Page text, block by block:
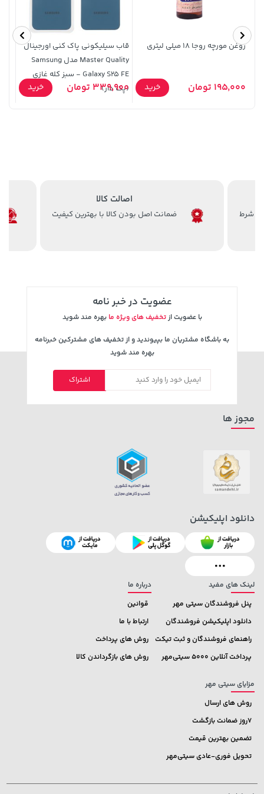
219,900
خرید 1,109,000 تومان خرید
خرید 339,900 تومان
3,079,000 تومان
4,079,000
خرید 339,900 تومان
روغن مورچه روجا 18 میلی لیتری
195,000 تومان خرید
قاب سیلیکونی پاک کنی اورجینال
Master Quality مدل Samsung
Galaxy S25 FE - سبز کله غازی
(پک دار)
339,900 تومان خرید
اصالت کالا
ضمانت اصل بودن کالا با بهترین کیفیت
عضویت در خبر نامه
با عضویت ازتخفیف های ویژه ما بهره مند شوید
به باشگاه مشتریان ما بپیوندید و از تخفیف های مشترکین خبرنامه
بهره مند شوید
اشتراک
لینک های مفید
پنل فروشندگان سیتی مهر
دانلود اپلیکیشن فروشندگان
راهنمای فروشندگان و ثبت تیکت
پرداخت آنلاین 5000 سیتی‌مهر
درباره ما
قوانین
ارتباط با ما
روش های پرداخت
روش های بازگرداندن کالا
مزایای سیتی مهر
روش های ارسال
7روز ضمانت بازگشت
تضمین بهترین قیمت
تحویل فوری-عادی سیتی‌مهر
مجوز ها
دانلود اپلیکیشن